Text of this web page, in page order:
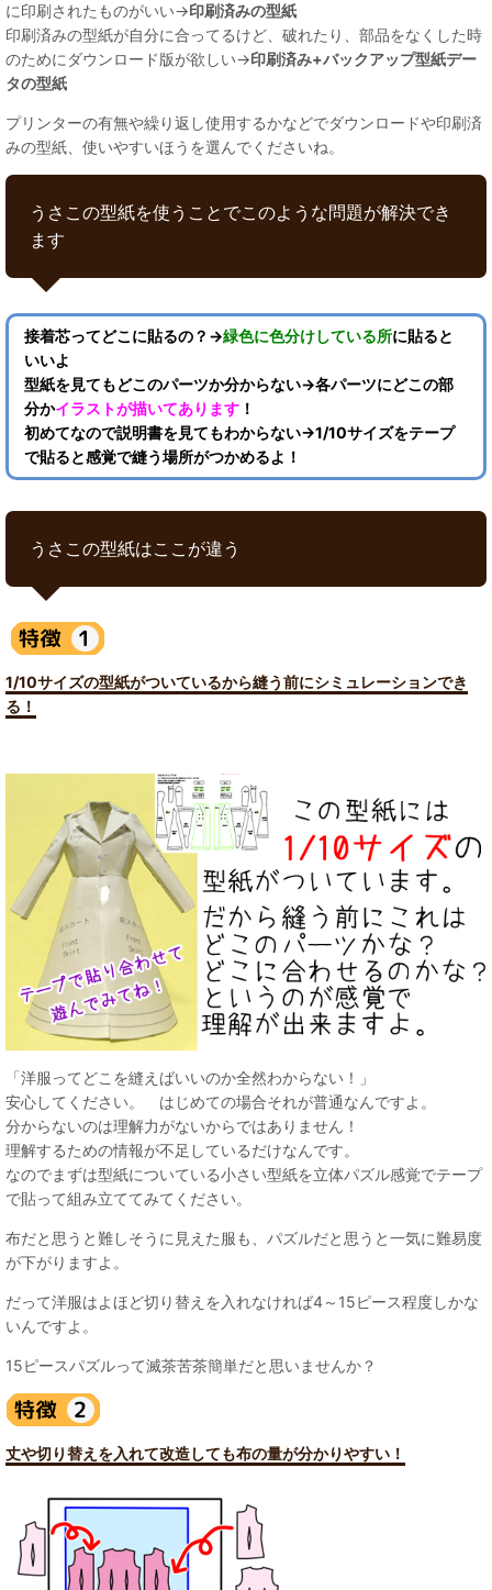
に印刷されたものがいい→印刷済みの型紙
印刷済みの型紙が自分に合ってるけど、破れたり、部品をなくした時
のためにダウンロード版が欲しい→印刷済み+バックアップ型紙デー
タの型紙
プリンターの有無や繰り返し使用するかなどでダウンロードや印刷済
みの型紙、使いやすいほうを選んでくださいね。
うさこの型紙を使うことでこのような問題が解決でき
ます
接着芯ってどこに貼るの？→緑色に色分けしている所に貼ると
いいよ
型紙を見てもどこのパーツか分からない→各パーツにどこの部
分かイラストが描いてあります ！
初めてなので説明書を見てもわからない→1/10サイズをテープ
で貼ると感覚で縫う場所がつかめるよ！
うさこの型紙はここが違う
1/10サイズの型紙がついているから縫う前にシミュレーションでき
る！
「洋服ってどこを縫えばいいのか全然わからない！」
安心してください。 はじめての場合それが普通なんですよ。
分からないのは理解力がないからではありません！
理解するための情報が不足しているだけなんです。
なのでまずは型紙についている小さい型紙を立体パズル感覚でテープ
で貼って組み立ててみてください。
布だと思うと難しそうに見えた服も、パズルだと思うと一気に難易度
が下がりますよ。
だって洋服はよほど切り替えを入れなければ4～15ピース程度しかな
いんですよ。
15ピースパズルって滅茶苦茶簡単だと思いませんか？
丈や切り替えを入れて改造しても布の量が分かりやすい！